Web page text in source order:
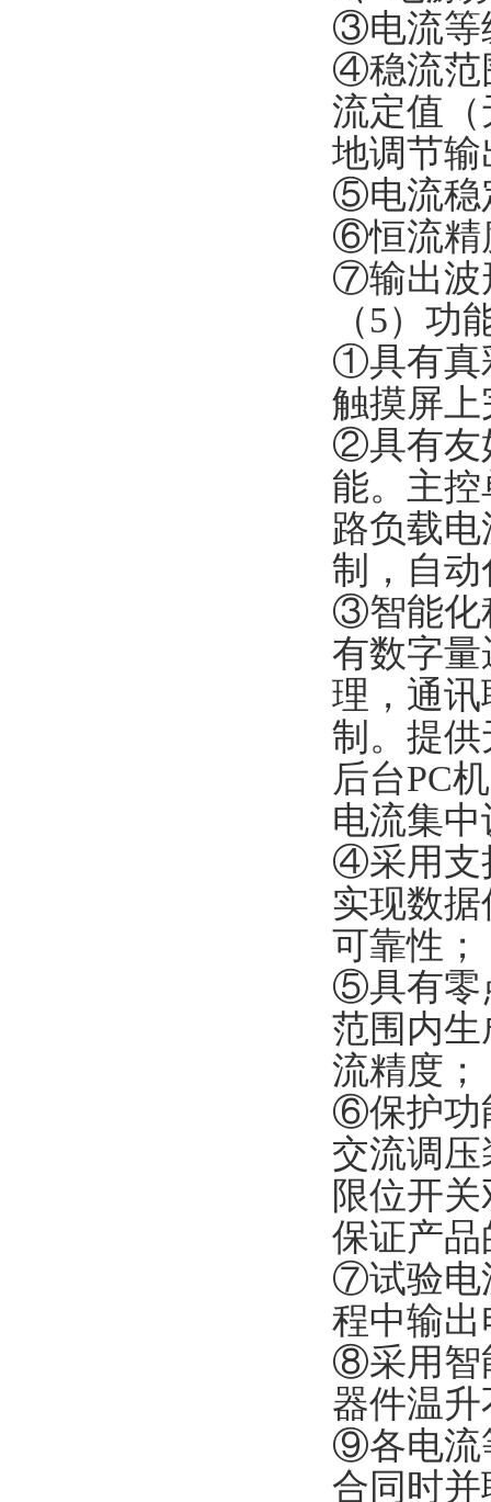
③电流等
④稳流范
流定值
地调节
⑤电流稳
⑥恒流精
⑦输出波
（5）功
①具有真
触摸屏
②具有友
能。主
路负载
制，自
③智能化
有数字
理，通
制。提供
后台PC
电流集
④采用支
实现数
可靠性；
⑤具有零
范围内
流精度；
⑥保护功
交流调
限位开
保证产
⑦试验电
程中输
⑧采用智
器件温
⑨各电流
合同时